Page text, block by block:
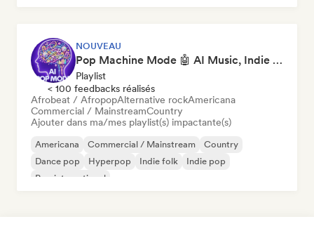
NOUVEAU
Pop Machine Mode 🤖 AI Music, Indie Pop & Dream Pop
Playlist
< 100 feedbacks réalisés
Afrobeat / AfropopAlternative rockAmericana
Commercial / MainstreamCountry
Ajouter dans ma/mes playlist(s) impactante(s)
Americana Commercial / Mainstream
Country
Dance pop
Hyperpop Indie folk
Indie pop
Pop international